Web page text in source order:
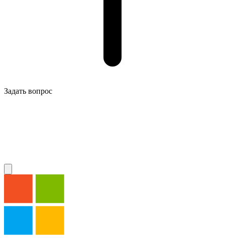
Задать вопрос